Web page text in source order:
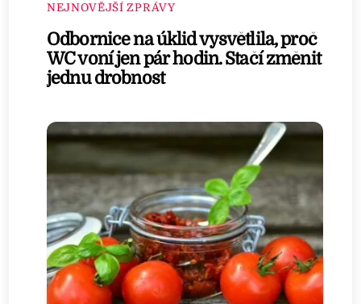
NEJNOVĚJŠÍ ZPRÁVY
Odbornice na úklid vysvětlila, proč
WC voní jen pár hodin. Stačí změnit
jednu drobnost